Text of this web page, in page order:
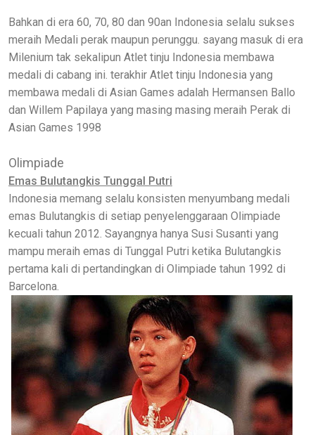
Bahkan di era 60, 70, 80 dan 90an Indonesia selalu sukses
meraih Medali perak maupun perunggu. sayang masuk di era
Milenium tak sekalipun Atlet tinju Indonesia membawa
medali di cabang ini. terakhir Atlet tinju Indonesia yang
membawa medali di Asian Games adalah Hermansen Ballo
dan Willem Papilaya yang masing masing meraih Perak di
Asian Games 1998
Olimpiade
Emas Bulutangkis Tunggal Putri
Indonesia memang selalu konsisten menyumbang medali
emas Bulutangkis di setiap penyelenggaraan Olimpiade
kecuali tahun 2012. Sayangnya hanya Susi Susanti yang
mampu meraih emas di Tunggal Putri ketika Bulutangkis
pertama kali di pertandingkan di Olimpiade tahun 1992 di
Barcelona.